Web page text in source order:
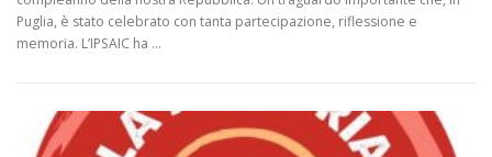
Puglia, è stato celebrato con tanta partecipazione, riflessione e
memoria. L’IPSAIC ha …